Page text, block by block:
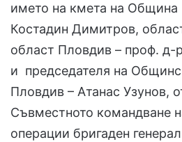
името на кмета на Община
Костадин Димитров,
област Пловдив – проф. д-
и председателя на
Пловдив – Атанас Узунов,
Съвместното командване
операции бригаден